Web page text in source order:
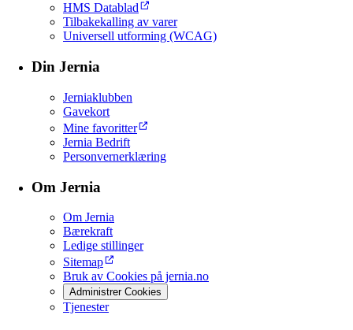
HMS Datablad
Tilbakekalling av varer
Universell utforming (WCAG)
Din Jernia
Jerniaklubben
Gavekort
Mine favoritter
Jernia Bedrift
Personvernerklæring
Om Jernia
Om Jernia
Bærekraft
Ledige stillinger
Sitemap
Bruk av Cookies på jernia.no
Administrer Cookies
Tjenester